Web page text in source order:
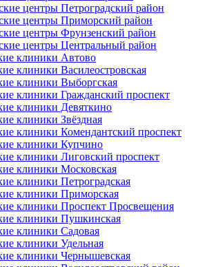
центры Петроградский район
центры Приморский район
центры Фрунзенский район
центры Центральный район
клиники Автово
клиники Василеостровская
клиники Выборгская
клиники Гражданский проспект
клиники Девяткино
клиники Звёздная
клиники Комендантский проспект
клиники Купчино
клиники Лиговский проспект
клиники Московская
клиники Петроградская
клиники Приморская
клиники Проспект Просвещения
клиники Пушкинская
клиники Садовая
клиники Удельная
клиники Чернышевская